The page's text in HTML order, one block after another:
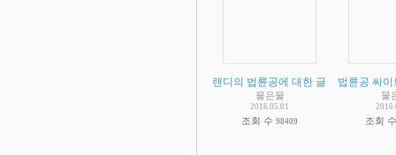
랜디의 법륜공에 대한 글 )
물은물
2016.05.01
조회 수 98409
법륜공 싸
물
조회